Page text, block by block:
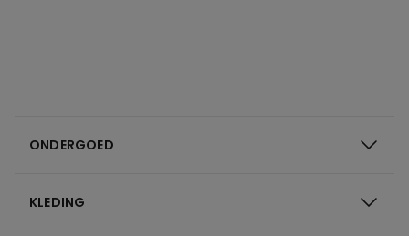
ONDERGOED
KLEDING